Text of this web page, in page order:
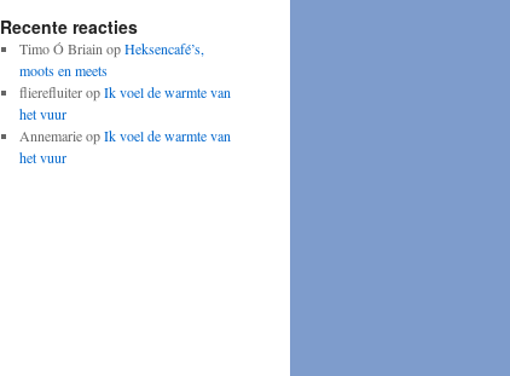
Recente reacties
Timo Ó Briain opHeksencafé’s,
moots en meets
flierefluiteropIk voel de warmte van
het vuur
AnnemarieopIk voel de warmte van
het vuur